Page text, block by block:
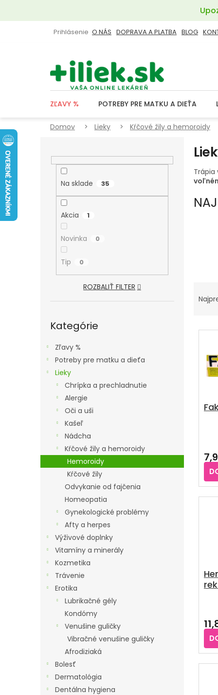
obsah
O NÁS DOPRAVA A PLATBA BLOG
Prihlásenie
ZĽAVY % POTREBY PRE MATKU A DIEŤA
Domov Lieky Kŕčové žily a hemoroidy
Na sklade 35
Akcia 1
Novinka 0
Tip 0
ROZBALIŤ FILTER
kategórie
Kategórie
Zľavy %
Potreby pre matku a dieťa
Lieky
Chrípka a prechladnutie
Alergie
Oči a uši
Kašeľ
Nádcha
Kŕčové žily a hemoroidy
Hemoroidy
Kŕčové žily
Odvykanie od fajčenia
Homeopatia
Gynekologické problémy
Afty a herpes
Výživové doplnky
Vitamíny a minerály
Kozmetika
Trávenie
Erotika
Lubrikačné gély
Kondómy
Venušine guličky
Vibračné venušine guličky
Afrodiziaká
Bolesť
Dermatológia
Dentálna hygiena
Trápia
A
E
V
V
O
V
je
3,9
z
5